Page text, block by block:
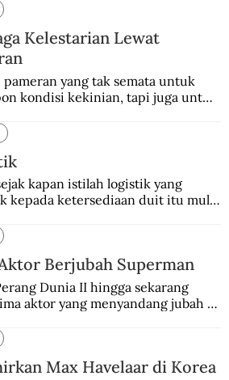
Kelestarian Lewat
pameran yang tak semata untuk
kondisi kekinian, tapi juga untuk
selaku tempat bersejarah
seni-budaya bangsa.
kapan istilah logistik yang
kepada ketersediaan duit itu mulai
Berjubah Superman
Dunia II hingga sekarang
aktor yang menyandang jubah
Max Havelaar di Korea